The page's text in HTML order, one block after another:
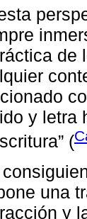
de
y letra
(
una
y